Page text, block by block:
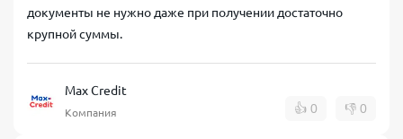
документы не нужно даже при получении достаточно
крупной суммы.
Max Credit
Компания 👍 0 👎 0